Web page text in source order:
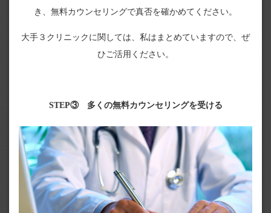
き、無料カウンセリングで真否を確かめてください。
大手３クリニックに関しては、私はまとめていますので、ぜ
ひご活用ください。
STEP③ 多くの無料カウンセリングを受ける